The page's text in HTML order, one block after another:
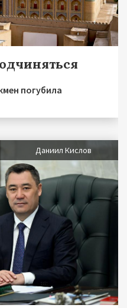
погубила
Даниил Кислов